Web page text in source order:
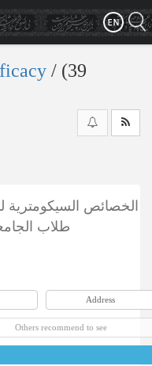
‎/ (39
الخصائص السيكومترية
طلاب
Address
Others recommend to see